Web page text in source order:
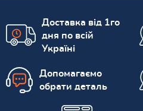
Доставка від 1го
дня по всій
Україні
Допомагаємо
обрати деталь